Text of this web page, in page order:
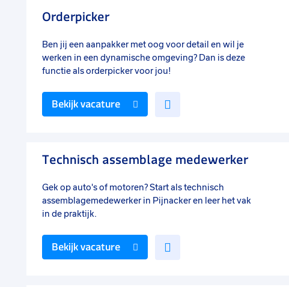
Orderpicker
Ben jij een aanpakker met oog voor detail en wil je
werken in een dynamische omgeving? Dan is deze
functie als orderpicker voor jou!
Bekijk vacature
Technisch assemblage medewerker
Gek op auto's of motoren? Start als technisch
assemblagemedewerker in Pijnacker en leer het vak
in de praktijk.
Bekijk vacature